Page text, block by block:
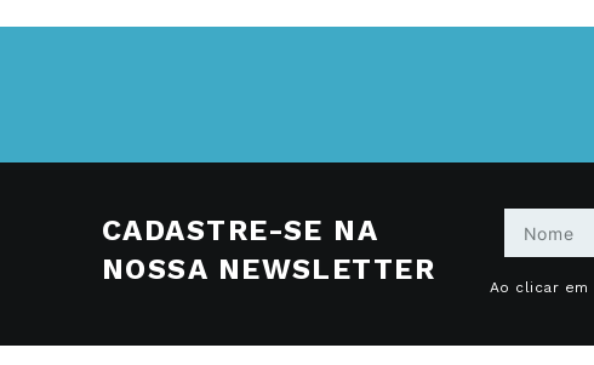
CADASTRE-SE NA
NOSSA NEWSLETTER
Ao clicar em